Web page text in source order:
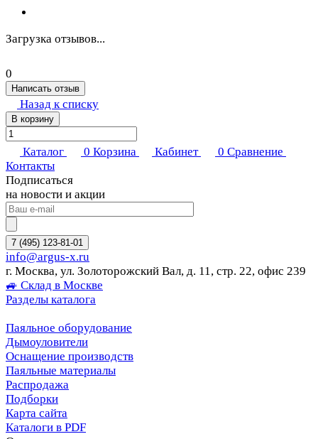
Загрузка отзывов...
0
Написать отзыв
Назад к списку
В корзину
Каталог 0 Корзина Кабинет 0 Сравнение
Контакты
Подписаться
на новости и акции
7 (495) 123-81-01
info@argus-x.ru
г. Москва, ул. Золоторожский Вал, д. 11, стр. 22, офис 239
🚙 Склад в Москве
Разделы каталога
Паяльное оборудование
Дымоуловители
Оснащение производств
Паяльные материалы
Распродажа
Подборки
Карта сайта
Каталоги в PDF